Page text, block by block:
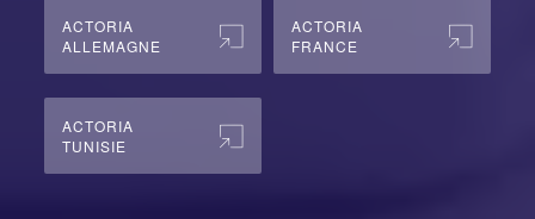
ACTORIA
ALLEMAGNE
ACTORIA
FRANCE
ACTORIA
TUNISIE